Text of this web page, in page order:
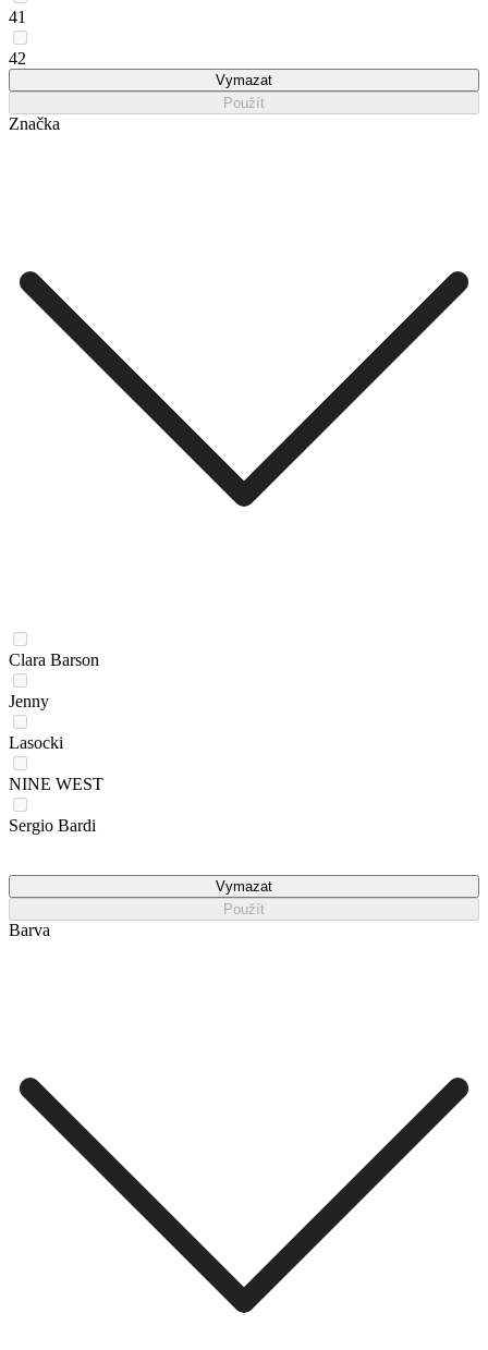
41
42
Vymazat
Použít
Značka
Clara Barson
Jenny
Lasocki
NINE WEST
Sergio Bardi
Vymazat
Použít
Barva